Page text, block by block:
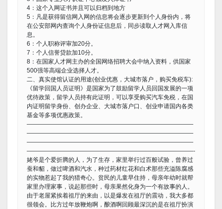
4：这个入网证书并且可以归档到地方
5：凡是获得留信网入网的信息将会逐步更新到个人身份内，将
在公安部网内查询个人身份证信息后，同步读取人才网入库信
息。
6：个人职称评审加20分。
7：个人信誉贷款加10分。
8：在国家人才网主办的全国网络招聘大会中纳入资料，供国家
500强等高端企业选择人才。
二、真实使馆认证的用途(创业优惠，大城市落户，购买免税车):
《留学回国人员证明》是国家为了鼓励留学人员回国发展的一项
优待政策，留学人员持有此证明，可以享受购买汽车免税，在国
内证明留学身份、创办企业、大城市落户口、创业申请国内各类
基金等多项优惠政策。
————————————————————————————
————————————————————————————
————————————————————————————
————————————————————————————-
姥爷是个爱折腾的人，为了生存，家里举行过百般试验，曾养过
蚕和貂，做过啤酒和汽水，种过药材红花和白术那些充溢陈腐感
的实物惹起了我的猎奇心。贫民的儿童早住持，母亲年幼时就帮
家里办理家事，说起那些时，母亲果然化身为一个有故事的人。
由于老屋紧挨着祖厅的来由，以是爆发在祖厅的震动，我大多都
很领会。比方过年放鞭炮啊，酿酒啊回顾最深沉的是在祖厅扮演